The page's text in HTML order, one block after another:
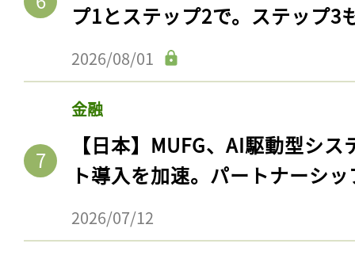
プ1とステップ2で。ステップ3
2026/08/01
金融
【日本】MUFG、AI駆動型シ
ト導入を加速。パートナーシ
2026/07/12